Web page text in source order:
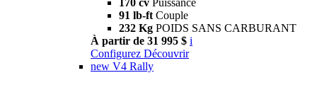
170 cv Puissance
91 lb-ft Couple
232 Kg POIDS SANS CARBURANT
À partir de 31 995 $ i
Configurez Découvrir
new V4 Rally